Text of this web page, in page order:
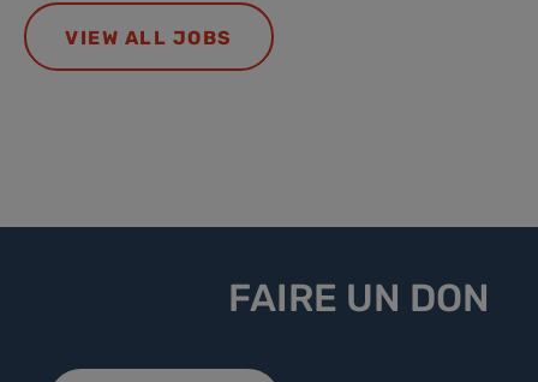
VIEW ALL JOBS
FAIRE UN DON